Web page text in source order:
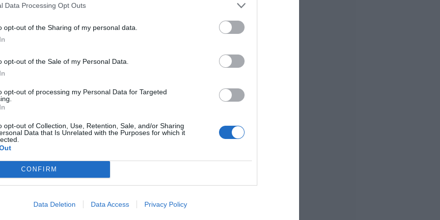
Data Processing Opt Outs
opt-out of the Sharing of my personal data.
opt-out of the Sale of my Personal Data.
opt-out of processing my Personal Data for Targeted
opt-out of Collection, Use, Retention, Sale, and/or Sharing
Data that Is Unrelated with the Purposes for which it
CONFIRM
Data Deletion Data Access Privacy Policy
de Castellón.
abandonadojunto a laCV-10, por lo que
desplegado inicialmente.
lugardos dotaciones del Consorcio de
de bomberos forestales de la Generalitat
unidad de mandodel Consorcio de
datos oficiales sobre la superficie afectada
ha informado de si el fuego ha afectado a
ni si ha sido necesario cortar algún vial.
que esta información podría
sobre la evolución del incendio y su